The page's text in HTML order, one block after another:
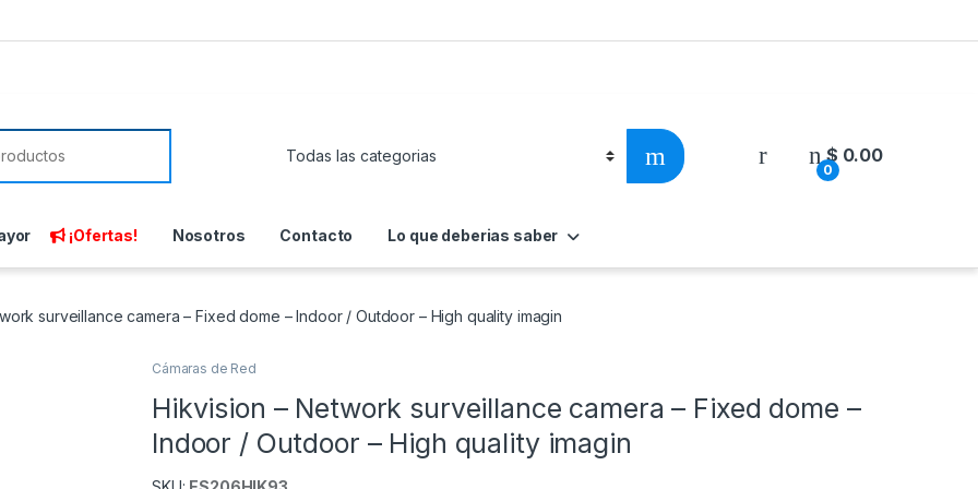
0
$ 0.00
¡Ofertas! Nosotros Contacto Lo que deberias saber
surveillance camera – Fixed dome – Indoor / Outdoor – High quality imagin
Cámaras de Red
Hikvision – Network surveillance camera – Fixed dome –
Indoor / Outdoor – High quality imagin